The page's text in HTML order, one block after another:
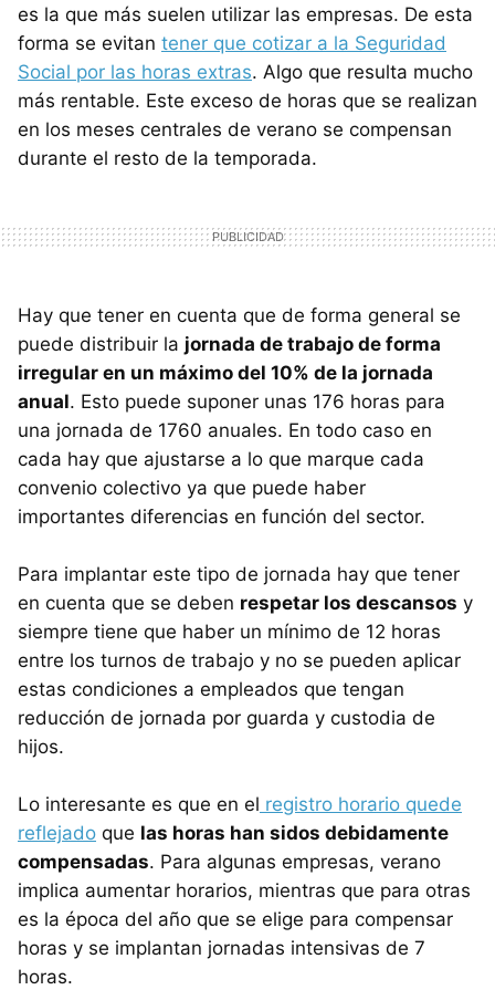
es la que más suelen utilizar las empresas. De esta
forma se evitan tener que cotizar a la Seguridad
Social por las horas extras. Algo que resulta mucho
más rentable. Este exceso de horas que se realizan
en los meses centrales de verano se compensan
durante el resto de la temporada.
Hay que tener en cuenta que de forma general se
puede distribuir la jornada de trabajo de forma
irregular en un máximo del 10% de la jornada
anual. Esto puede suponer unas 176 horas para
una jornada de 1760 anuales. En todo caso en
cada hay que ajustarse a lo que marque cada
convenio colectivo ya que puede haber
importantes diferencias en función del sector.
Para implantar este tipo de jornada hay que tener
en cuenta que se deben respetar los descansos y
siempre tiene que haber un mínimo de 12 horas
entre los turnos de trabajo y no se pueden aplicar
estas condiciones a empleados que tengan
reducción de jornada por guarda y custodia de
hijos.
Lo interesante es que en el registro horario quede
reflejado que las horas han sidos debidamente
compensadas. Para algunas empresas, verano
implica aumentar horarios, mientras que para otras
es la época del año que se elige para compensar
horas y se implantan jornadas intensivas de 7
horas.